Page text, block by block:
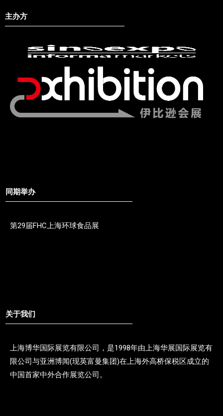
主办方
同期举办
第29届FHC上海环球食品展
关于我们
上海博华国际展览有限公司，是1998年由上海华展国际展览有
限公司与亚洲博闻(现英富曼集团)在上海外高桥保税区成立的
中国首家中外合作展览公司。